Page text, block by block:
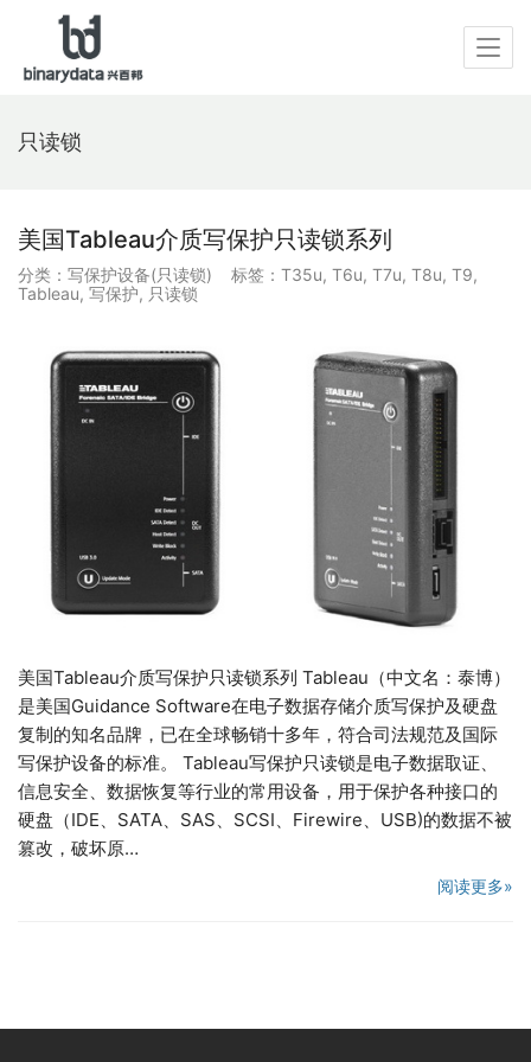
只读锁
美国Tableau介质写保护只读锁系列
分类： 写保护设备(只读锁) 标签： T35u, T6u, T7u, T8u, T9,
Tableau, 写保护, 只读锁
美国Tableau介质写保护只读锁系列 Tableau（中文名：泰博）
是美国Guidance Software在电子数据存储介质写保护及硬盘
复制的知名品牌，已在全球畅销十多年，符合司法规范及国际
写保护设备的标准。 Tableau写保护只读锁是电子数据取证、
信息安全、数据恢复等行业的常用设备，用于保护各种接口的
硬盘（IDE、SATA、SAS、SCSI、Firewire、USB)的数据不被
篡改，破坏原…
阅读更多»